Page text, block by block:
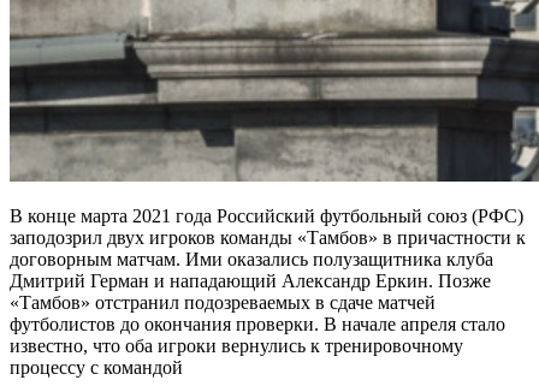
В конце марта 2021 года Российский футбольный союз (РФС)
заподозрил двух игроков команды «Тамбов» в причастности к
договорным матчам. Ими оказались полузащитника клуба
Дмитрий Герман и нападающий Александр Еркин. Позже
«Тамбов» отстранил подозреваемых в сдаче матчей
футболистов до окончания проверки. В начале апреля стало
известно, что оба игроки вернулись к тренировочному
процессу с командой